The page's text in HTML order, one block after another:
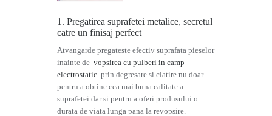
1. Pregatirea suprafetei metalice, secretul
catre un finisaj perfect
Atvangarde pregateste efectiv suprafata pieselor
inainte de vopsirea cu pulberi in camp
electrostatic. prin degresare si clatire nu doar
pentru a obtine cea mai buna calitate a
suprafetei dar si pentru a oferi produsului o
durata de viata lunga pana la revopsire.